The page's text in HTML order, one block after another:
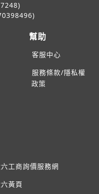
幫助
客服中心
服務條款/隱私權
政策
工商詢價服務網
黃頁